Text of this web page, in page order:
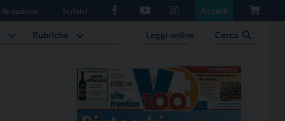
Redazione Scrivici Accedi
Rubriche Leggi online Cerca